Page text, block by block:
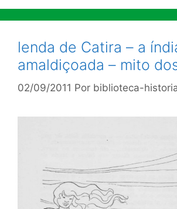
lenda de Catira – a
amaldiçoada – mito
02/09/2011 Por biblioteca-